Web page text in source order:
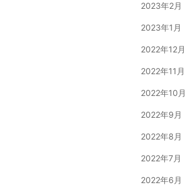
2023年2月
2023年1月
2022年12月
2022年11月
2022年10月
2022年9月
2022年8月
2022年7月
2022年6月